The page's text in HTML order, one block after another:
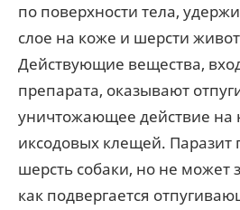
по поверхности тела,
слое на коже и шерсти
Действующие вещества,
препарата, оказывают
уничтожающее действие на
иксодовых клещей. Паразит
шерсть собаки, но не может
как подвергается